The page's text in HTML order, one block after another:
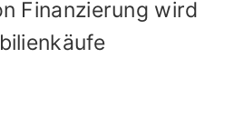
Finanzierung wird